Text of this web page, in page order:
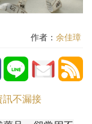
作者： 余佳璋
不漏接